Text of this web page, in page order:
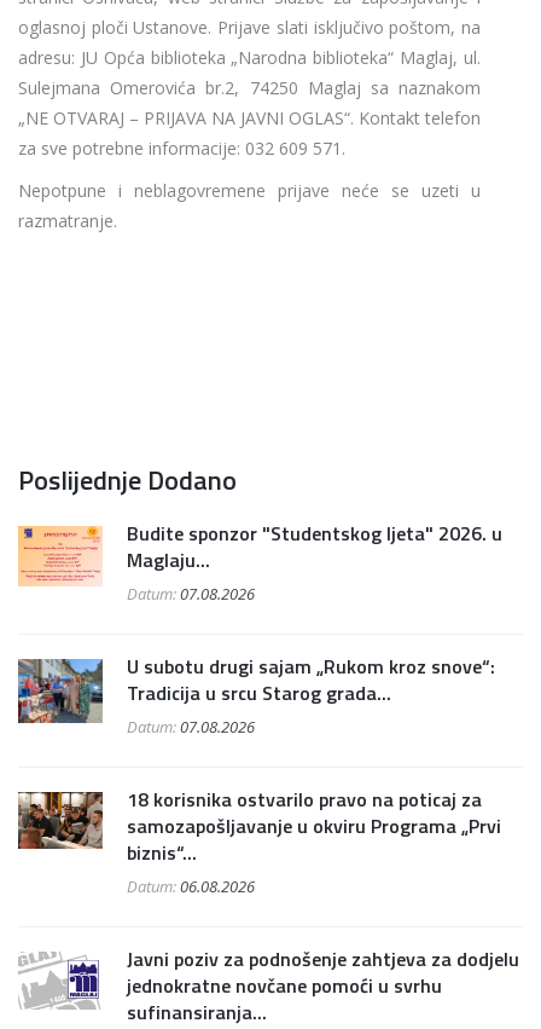
oglasnoj ploči Ustanove. Prijave slati isključivo poštom, na
adresu: JU Opća biblioteka „Narodna biblioteka“ Maglaj, ul.
Sulejmana Omerovića br.2, 74250 Maglaj sa naznakom
„NE OTVARAJ – PRIJAVA NA JAVNI OGLAS“. Kontakt telefon
za sve potrebne informacije: 032 609 571.
Nepotpune i neblagovremene prijave neće se uzeti u
razmatranje.
Poslijednje Dodano
Budite sponzor "Studentskog ljeta" 2026. u
Maglaju...
Datum:07.08.2026
U subotu drugi sajam „Rukom kroz snove“:
Tradicija u srcu Starog grada...
Datum:07.08.2026
18 korisnika ostvarilo pravo na poticaj za
samozapošljavanje u okviru Programa „Prvi
biznis“...
Datum:06.08.2026
Javni poziv za podnošenje zahtjeva za dodjelu
jednokratne novčane pomoći u svrhu
sufinansiranja...